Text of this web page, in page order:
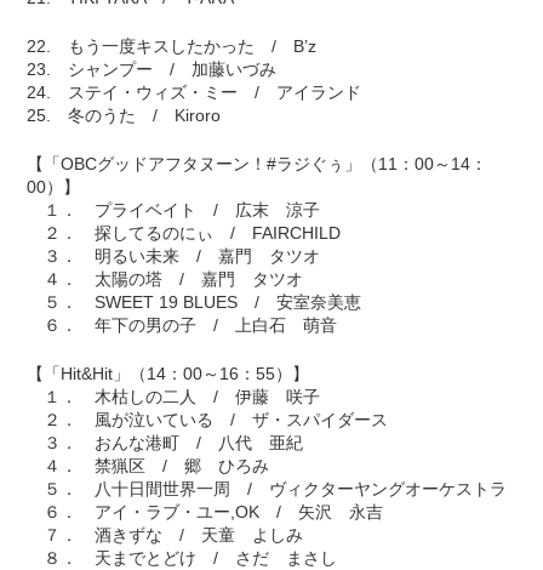
22. もう一度キスしたかった / B’z
23. シャンプー / 加藤いづみ
24. ステイ・ウィズ・ミー / アイランド
25. 冬のうた / Kiroro
【「OBCグッドアフタヌーン！#ラジぐぅ」（11：00～14：
00）】
１． プライベイト / 広末 涼子
２． 探してるのにぃ / FAIRCHILD
３． 明るい未来 / 嘉門 タツオ
４． 太陽の塔 / 嘉門 タツオ
５． SWEET 19 BLUES / 安室奈美恵
６． 年下の男の子 / 上白石 萌音
【「Hit&Hit」（14：00～16：55）】
１． 木枯しの二人 / 伊藤 咲子
２． 風が泣いている / ザ・スパイダース
３． おんな港町 / 八代 亜紀
４． 禁猟区 / 郷 ひろみ
５． 八十日間世界一周 / ヴィクターヤングオーケストラ
６． アイ・ラブ・ユー,OK / 矢沢 永吉
７． 酒きずな / 天童 よしみ
８． 天までとどけ / さだ まさし